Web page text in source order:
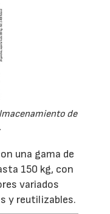
de
una gama de
150 kg, con
variados
y reutilizables.